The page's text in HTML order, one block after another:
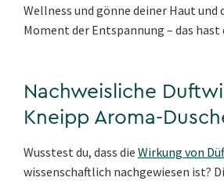
Wellness und gönne deiner Haut und
Moment der Entspannung – das hast
Nachweisliche
Kneipp Aroma-
Wusstest du, dass die Wirkung von
wissenschaftlich nachgewiesen ist?